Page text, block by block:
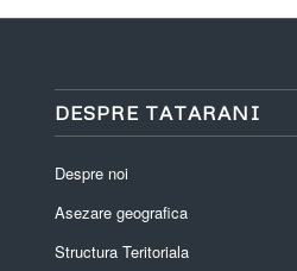
DESPRE TATARANI
Despre noi
Asezare geografica
Structura Teritoriala